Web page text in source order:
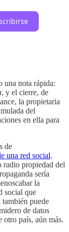
una nota rápida:
, y el cierre, de
la propietaria
del
en ella para
de
una red social.
radio propiedad del
sería
la
social que
también puede
de datos
otro país, aún más.